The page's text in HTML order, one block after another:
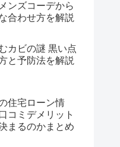
ンズコーデから
合わせ方を解説
カビの謎 黒い点
と予防法を解説
住宅ローン情
コミデメリット
まるのかまとめ